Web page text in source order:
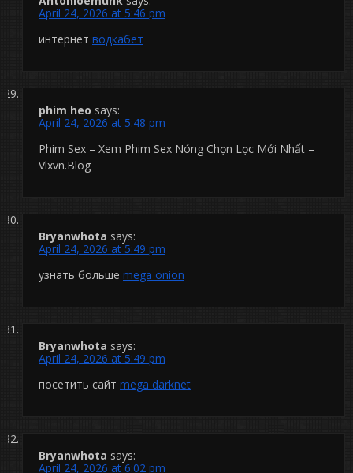
April 24, 2026 at 5:46 pm
интернет водкабет
phim heo says:
April 24, 2026 at 5:48 pm
Phim Sex – Xem Phim Sex Nóng Chọn Lọc Mới Nhất –
Vlxvn.Blog
Bryanwhota says:
April 24, 2026 at 5:49 pm
узнать больше mega onion
Bryanwhota says:
April 24, 2026 at 5:49 pm
посетить сайт mega darknet
Bryanwhota says:
April 24, 2026 at 6:02 pm